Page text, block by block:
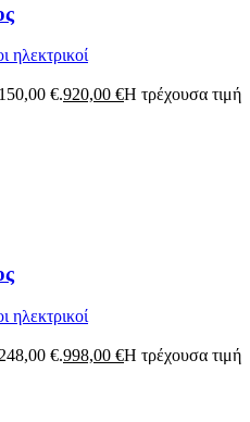
ηλεκτρικοί
€.920,00 €Η τρέχουσα τιμή
ηλεκτρικοί
€.998,00 €Η τρέχουσα τιμή